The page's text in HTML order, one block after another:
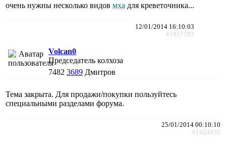
очень нужны несколько видов мха для креветочника...
12/01/2014 16:10:03
#1917793
Volcan0
Председатель колхоза
7482 3689 Дмитров
Тема закрыта. Для продажи/покупки пользуйтесь
специальными разделами форума.
25/01/2014 00:10:10
#1924955